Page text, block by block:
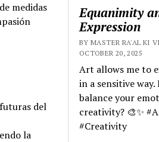
medidas
del
la
Equanimity
Expression
BY MASTER RA'AL KI
OCTOBER 20, 2025
Art allows me to
in a sensitive way.
balance your
creativity? 🎨✨
#Creativity